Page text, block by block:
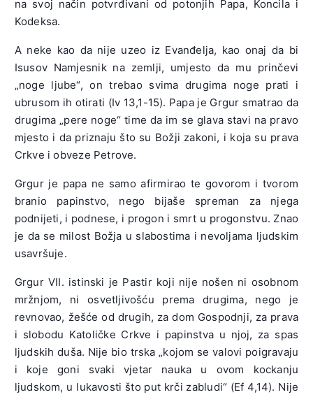
na svoj način potvrđivani od potonjih Papa, Koncila i
Kodeksa.
A neke kao da nije uzeo iz Evanđelja, kao onaj da bi
Isusov Namjesnik na zemlji, umjesto da mu prinčevi
„noge ljube“, on trebao svima drugima noge prati i
ubrusom ih otirati (Iv 13,1-15). Papa je Grgur smatrao da
drugima „pere noge“ time da im se glava stavi na pravo
mjesto i da priznaju što su Božji zakoni, i koja su prava
Crkve i obveze Petrove.
Grgur je papa ne samo afirmirao te govorom i tvorom
branio papinstvo, nego bijaše spreman za njega
podnijeti, i podnese, i progon i smrt u progonstvu. Znao
je da se milost Božja u slabostima i nevoljama ljudskim
usavršuje.
Grgur VII. istinski je Pastir koji nije nošen ni osobnom
mržnjom, ni osvetljivošću prema drugima, nego je
revnovao, žešće od drugih, za dom Gospodnji, za prava
i slobodu Katoličke Crkve i papinstva u njoj, za spas
ljudskih duša. Nije bio trska „kojom se valovi poigravaju
i koje goni svaki vjetar nauka u ovom kockanju
ljudskom, u lukavosti što put krči zabludi“ (Ef 4,14). Nije